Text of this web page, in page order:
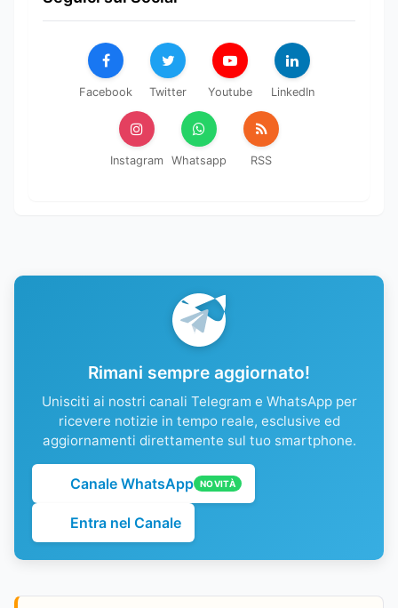
Facebook Twitter Youtube LinkedIn
Instagram Whatsapp RSS
Rimani sempre aggiornato!
Unisciti ai nostri canali Telegram e WhatsApp per
ricevere notizie in tempo reale, esclusive ed
aggiornamenti direttamente sul tuo smartphone.
Canale WhatsApp NOVITÀ
Entra nel Canale